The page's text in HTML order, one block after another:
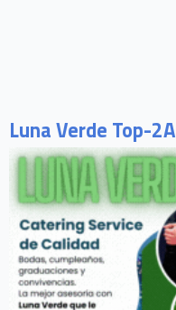
Luna Verde Top-2A